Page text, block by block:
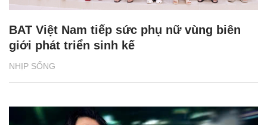
NHỊP SỐNG
BAT Việt Nam tiếp sức phụ nữ vùng biên
giới phát triển sinh kế